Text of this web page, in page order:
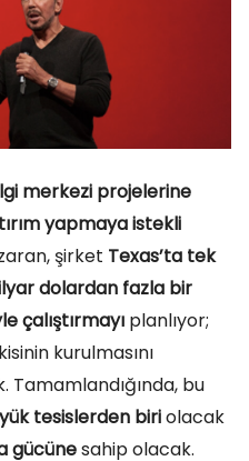
merkezi projelerine
yapmaya istekli
şirket Texas’ta tek
dolardan fazla bir
çalıştırmayı planlıyor;
kurulmasını
Tamamlandığında, bu
tesislerden biriolacak
gücünesahip olacak.